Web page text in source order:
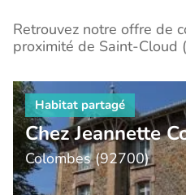
Retrouvez notre offre de
proximité de Saint-Cloud
Chez Jeannette
Colombes (92700)